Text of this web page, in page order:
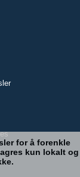
for å forenkle
kun lokalt og